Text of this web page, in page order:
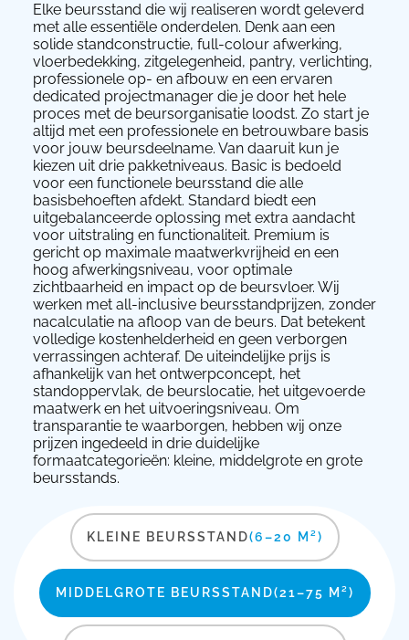
Elke beursstand die wij realiseren wordt geleverd
met alle essentiële onderdelen. Denk aan een
solide standconstructie, full-colour afwerking,
vloerbedekking, zitgelegenheid, pantry, verlichting,
professionele op- en afbouw en een ervaren
dedicated projectmanager die je door het hele
proces met de beursorganisatie loodst. Zo start je
altijd met een professionele en betrouwbare basis
voor jouw beursdeelname. Van daaruit kun je
kiezen uit drie pakketniveaus. Basic is bedoeld
voor een functionele beursstand die alle
basisbehoeften afdekt. Standard biedt een
uitgebalanceerde oplossing met extra aandacht
voor uitstraling en functionaliteit. Premium is
gericht op maximale maatwerkvrijheid en een
hoog afwerkingsniveau, voor optimale
zichtbaarheid en impact op de beursvloer. Wij
werken met all-inclusive beursstandprijzen, zonder
nacalculatie na afloop van de beurs. Dat betekent
volledige kostenhelderheid en geen verborgen
verrassingen achteraf. De uiteindelijke prijs is
afhankelijk van het ontwerpconcept, het
standoppervlak, de beurslocatie, het uitgevoerde
maatwerk en het uitvoeringsniveau. Om
transparantie te waarborgen, hebben wij onze
prijzen ingedeeld in drie duidelijke
formaatcategorieën: kleine, middelgrote en grote
beursstands.
KLEINE BEURSSTAND(6–20 M²)
MIDDELGROTE BEURSSTAND(21–75 M²)